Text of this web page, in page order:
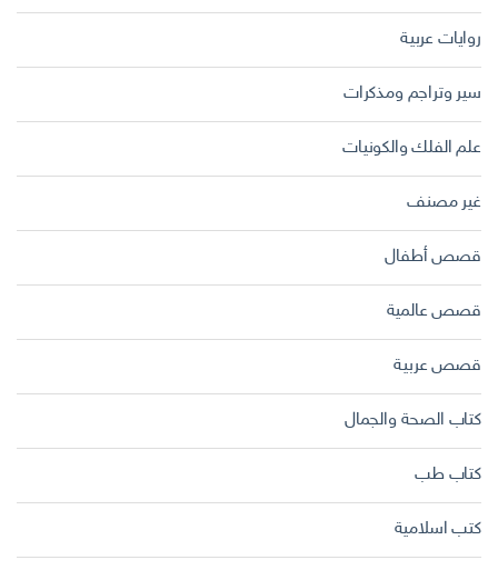
روايات عربية
سير وتراجم ومذكرات
علم الفلك والكونيات
غير مصنف
قصص أطفال
قصص عالمية
قصص عربية
كتاب الصحة والجمال
كتاب طب
كتب اسلامية